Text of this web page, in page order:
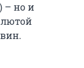
– но и